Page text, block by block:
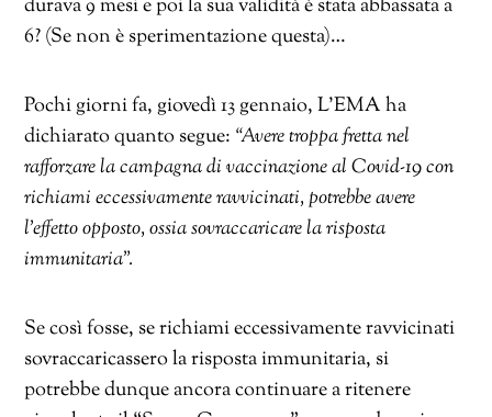
durava 9 mesi e poi la sua validità è stata abbassata a
6? (Se non è sperimentazione questa)…
Pochi giorni fa, giovedì 13 gennaio, L’EMA ha
dichiarato quanto segue: “Avere troppa fretta nel
rafforzare la campagna di vaccinazione al Covid-19 con
richiami eccessivamente ravvicinati, potrebbe avere
l’effetto opposto, ossia sovraccaricare la risposta
immunitaria”.
Se così fosse, se richiami eccessivamente ravvicinati
sovraccaricassero la risposta immunitaria, si
potrebbe dunque ancora continuare a ritenere